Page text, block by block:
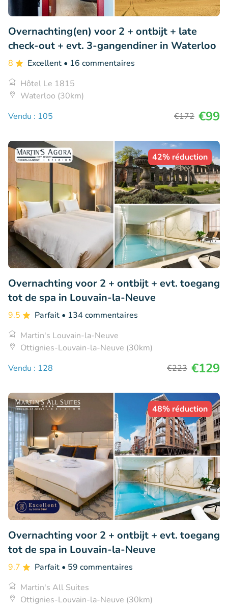
Overnachting(en) voor 2 + ontbijt + late
check-out + evt. 3-gangendiner in Waterloo
8 Excellent • 16 commentaires
Hôtel Le 1815
Waterloo (30km)
Vendu : 105
€172 €99
42% réduction
Overnachting voor 2 + ontbijt + evt. toegang
tot de spa in Louvain-la-Neuve
9.5 Parfait • 134 commentaires
Martin's Louvain-la-Neuve
Ottignies-Louvain-la-Neuve (30km)
Vendu : 128
€223 €129
48% réduction
Overnachting voor 2 + ontbijt + evt. toegang
tot de spa in Louvain-la-Neuve
9.7 Parfait • 59 commentaires
Martin's All Suites
Ottignies-Louvain-la-Neuve (30km)